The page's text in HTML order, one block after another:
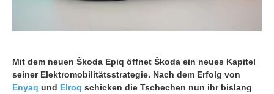
Mit dem neuen Škoda Epiq öffnet Škoda ein neues Kapitel
seiner Elektromobilitätsstrategie. Nach dem Erfolg von
Enyaq und Elroq schicken die Tschechen nun ihr bislang